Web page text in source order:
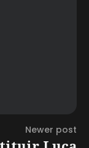
Newer post